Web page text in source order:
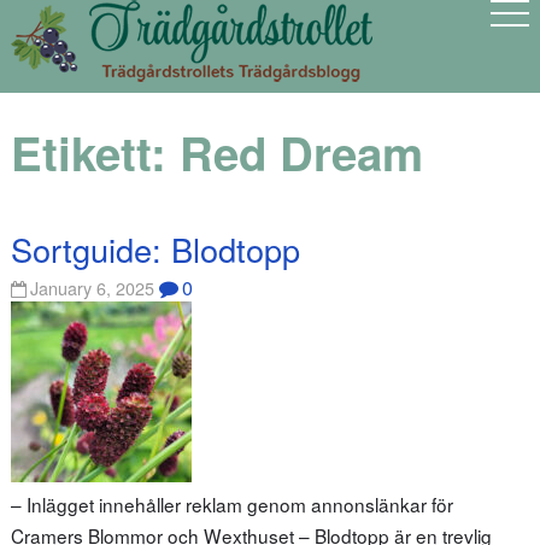
Etikett: Red Dream
Sortguide: Blodtopp
January 6, 2025 0
– Inlägget innehåller reklam genom annonslänkar för
Cramers Blommor och Wexthuset – Blodtopp är en trevlig